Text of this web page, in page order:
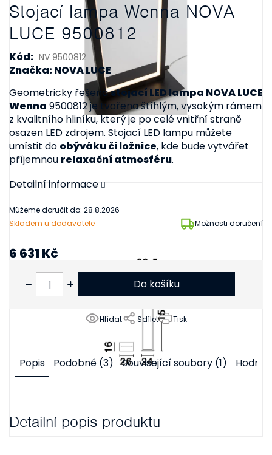
Stojací lampa Wenna NOVA
LUCE 9500812
Kód: NV 9500812
Značka: NOVA LUCE
Skladem u dodavatele Možnosti doručení
Můžeme doručit do: 28.8.2026
Geometricky řešenástojací LED lampa NOVA LUCE
Wenna 9500812 je tvořena štíhlým, vysokým rámem
z kvalitního hliníku, který je po celé vnitřní straně
osazen LED zdrojem. Stojací LED lampu můžete
umístit do obýváku či ložnice, kde bude vytvářet
příjemnou relaxační atmosféru.
Detailní informace
Tisk
Hlídat Sdílet
6 631 Kč
Do košíku
Popis Podobné (3) Související soubory (1)
Detailní popis produktu